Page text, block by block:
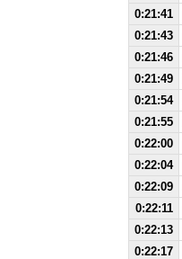
0:21:41
0:21:43
0:21:46
0:21:49
0:21:54
0:21:55
0:22:00
0:22:04
0:22:09
0:22:11
0:22:13
0:22:17